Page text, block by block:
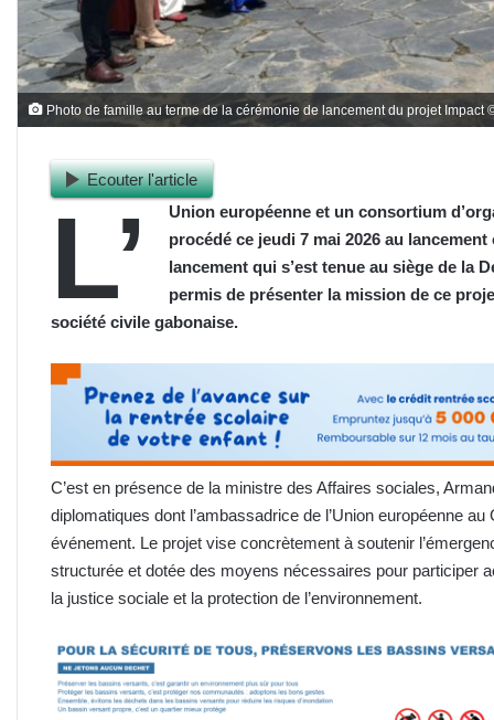
Photo de famille au terme de la cérémonie de lancement du projet Impact
Ecouter l'article
L’
Union européenne et un consortium
procédé ce jeudi 7 mai 2026 au
lancement qui s’est tenue au siège de la
permis de présenter la mission de ce
société civile gabonaise.
C’est en présence de la ministre des Affaires sociales,
diplomatiques dont l’ambassadrice de l’Union européenne
événement. Le projet vise concrètement à soutenir
structurée et dotée des moyens nécessaires pour participer
la justice sociale et la protection de l’environnement.